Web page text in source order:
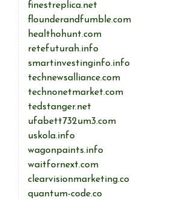
finestreplica.net
flounderandfumble.com
healthohunt.com
retefuturah.info
smartinvestinginfo.info
technewsalliance.com
technonetmarket.com
tedstanger.net
ufabett732um3.com
uskola.info
wagonpaints.info
waitfornext.com
clearvisionmarketing.co
quantum-code.co